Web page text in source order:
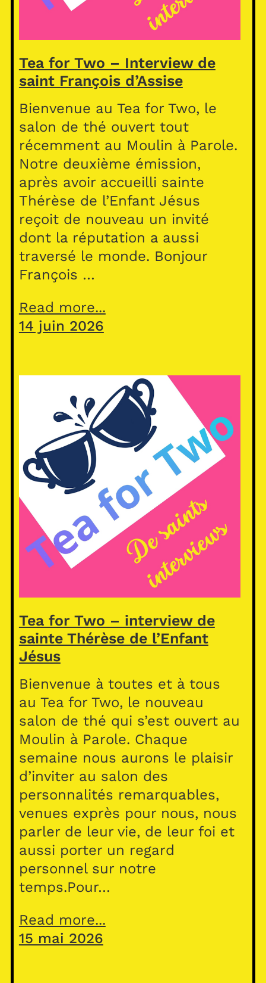
Tea for Two – Interview de
saint François d’Assise
Bienvenue au Tea for Two, le
salon de thé ouvert tout
récemment au Moulin à Parole.
Notre deuxième émission,
après avoir accueilli sainte
Thérèse de l’Enfant Jésus
reçoit de nouveau un invité
dont la réputation a aussi
traversé le monde. Bonjour
François …
Read more...
14 juin 2026
Tea for Two – interview de
sainte Thérèse de l’Enfant
Jésus
Bienvenue à toutes et à tous
au Tea for Two, le nouveau
salon de thé qui s’est ouvert au
Moulin à Parole. Chaque
semaine nous aurons le plaisir
d’inviter au salon des
personnalités remarquables,
venues exprès pour nous, nous
parler de leur vie, de leur foi et
aussi porter un regard
personnel sur notre
temps.Pour…
Read more...
15 mai 2026